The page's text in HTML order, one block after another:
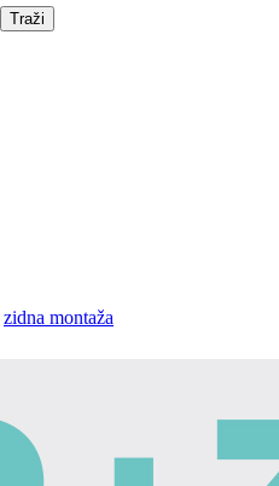
Traži
zidna montaža